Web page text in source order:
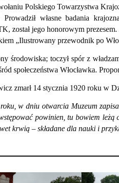
Polskiego Towarzystwa
Prowadził własne badania
został jego honorowym
„Ilustrowany przewodnik po
środowiska; toczył spór z
społeczeństwa Włocławka.
zmarł 14 stycznia 1920 roku w
w dniu otwarcia Muzeum
powinien, tu bowiem leżą
krwią – składane dla nauki i